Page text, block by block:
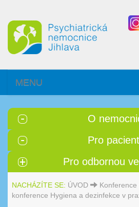
MENU
O
Pro
Pro odbornou
NACHÁZÍTE SE: ÚVOD
konference Hygiena a dezinfekce v